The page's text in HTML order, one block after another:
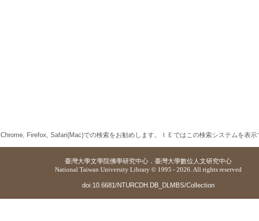
Chrome, Firefox, Safari(Mac)での検索をお勧めします。ＩＥではこの検索システムを表示
臺灣大學文學院佛學研究中心 ． 臺灣大學數位人文研究中心
National Taiwan University Library © 1995 - 2026. All rights reserved
doi:10.6681/NTURCDH.DB_DLMBS/Collection